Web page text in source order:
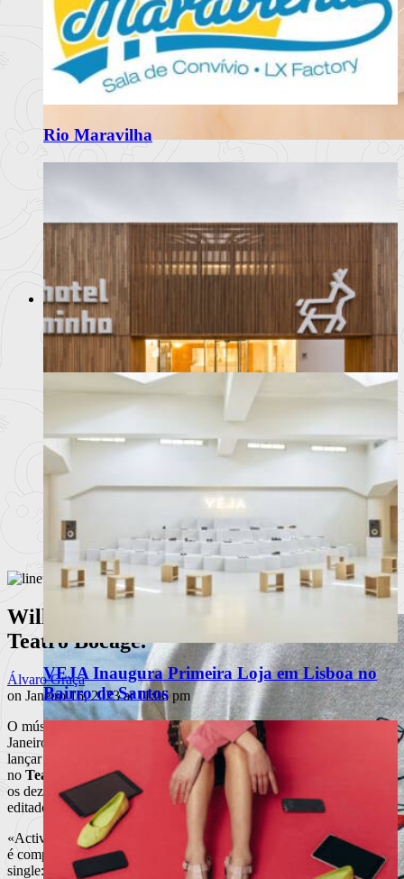
Rio Maravilha
Hotel Minho
O restaurante Matriarca, no Porto, apresenta a sua nova carta
de verão 2
Ler mais+
Moda
Notícias
Eventos
Marcas
Beleza /Cosmética
VEJA Inaugura Primeira Loja em Lisboa no
Bairro de Santos
Will Samson dá largas à imaginação no
Teatro Bocage.
Álvaro Graça
on Janeiro 16, 2023 at 11:06 pm
O músico britânico
Will Samson, residente em Portugal desde
Janeiro de 2022, criou a sua própria editora, Human Chorus, para
lançar ao mundo «Active Imagination», que desembrulhará ao vivo
no Teatro Bocage, a 19 de Fevereiro . Disco que celebra também
os dez anos de carreira discográfica (o primeiro disco «Balance» foi
editado em 2012).
«Active Imagination» foi composto de janeiro a dezembro de 2020 e
é composto por nove temas. Dois dos quais já os conhecemos como
single: primeiro “Arpy” e há uns meses “Shun” (que atingiu a marca